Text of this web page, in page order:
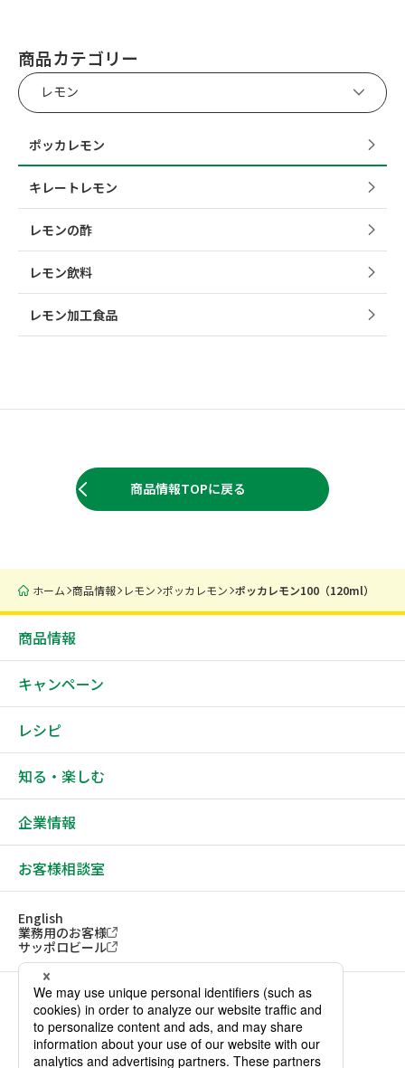
商品カテゴリー
レモン
ポッカレモン
キレートレモン
レモンの酢
レモン飲料
レモン加工食品
商品情報TOPに戻る
ホーム 商品情報 レモン ポッカレモン ポッカレモン100（120ml）
商品情報
キャンペーン
レシピ
知る・楽しむ
企業情報
お客様相談室
English
業務用のお客様
サッポロビール
ソーシャルメディアアカウント一覧